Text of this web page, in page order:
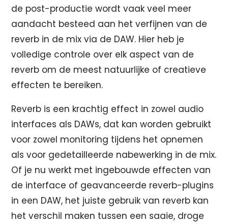
de post-productie wordt vaak veel meer
aandacht besteed aan het verfijnen van de
reverb in de mix via de DAW. Hier heb je
volledige controle over elk aspect van de
reverb om de meest natuurlijke of creatieve
effecten te bereiken.
Reverb is een krachtig effect in zowel audio
interfaces als DAWs, dat kan worden gebruikt
voor zowel monitoring tijdens het opnemen
als voor gedetailleerde nabewerking in de mix.
Of je nu werkt met ingebouwde effecten van
de interface of geavanceerde reverb-plugins
in een DAW, het juiste gebruik van reverb kan
het verschil maken tussen een saaie, droge